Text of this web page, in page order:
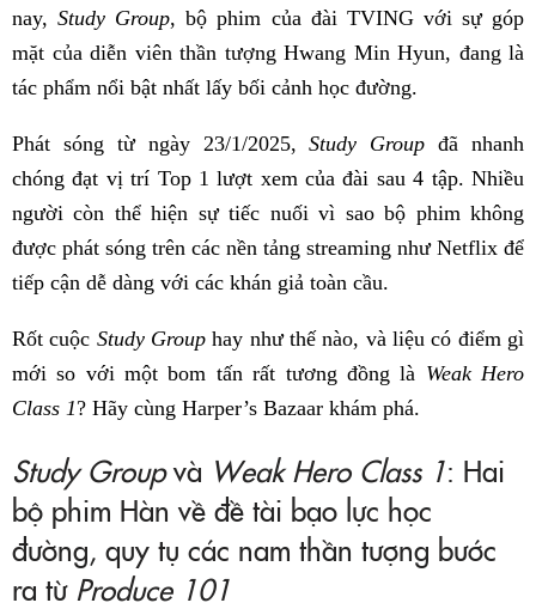
nay,Study Group, bộ phim của đài TVING với sự góp
mặt của diễn viên thần tượng Hwang Min Hyun, đang là
tác phẩm nổi bật nhất lấy bối cảnh học đường.
Phát sóng từ ngày 23/1/2025,Study Group đã nhanh
chóng đạt vị trí Top 1 lượt xem của đài sau 4 tập. Nhiều
người còn thể hiện sự tiếc nuối vì sao bộ phim không
được phát sóng trên các nền tảng streaming như Netflix để
tiếp cận dễ dàng với các khán giả toàn cầu.
Rốt cuộc Study Group hay như thế nào, và liệu có điểm gì
mới so với một bom tấn rất tương đồng là Weak Hero
Class 1? Hãy cùng Harper’s Bazaar khám phá.
Study Groupvà Weak Hero Class 1: Hai
bộ phim Hàn về đề tài bạo lực học
đường, quy tụ các nam thần tượng bước
ra từ Produce 101